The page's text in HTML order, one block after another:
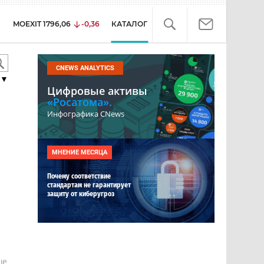
MOEXIT 1796,06 -0,36 КАТАЛОГ
▼
CNEWS ANALYTICS
Цифровые активы
«Росатома».
Инфографика CNews
МНЕНИЕ МЕСЯЦА
Почему соответствие
стандартам не гарантирует
защиту от киберугроз